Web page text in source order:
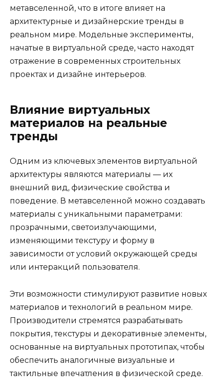
метавселенной, что в итоге влияет на
архитектурные и дизайнерские тренды в
реальном мире. Модельные эксперименты,
начатые в виртуальной среде, часто находят
отражение в современных строительных
проектах и дизайне интерьеров.
Влияние виртуальных
материалов на реальные
тренды
Одним из ключевых элементов виртуальной
архитектуры являются материалы — их
внешний вид, физические свойства и
поведение. В метавселенной можно создавать
материалы с уникальными параметрами:
прозрачными, светоизлучающими,
изменяющими текстуру и форму в
зависимости от условий окружающей среды
или интеракций пользователя.
Эти возможности стимулируют развитие новых
материалов и технологий в реальном мире.
Производители стремятся разрабатывать
покрытия, текстуры и декоративные элементы,
основанные на виртуальных прототипах, чтобы
обеспечить аналогичные визуальные и
тактильные впечатления в физической среде.